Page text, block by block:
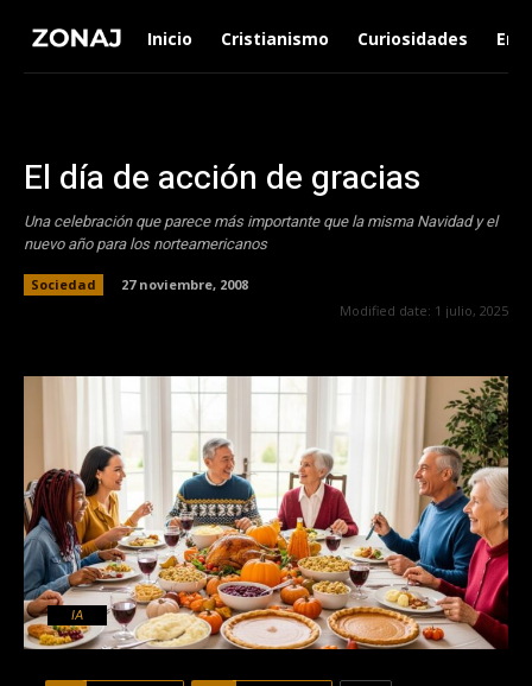
Inicio Cristianismo Curiosidades
El día de acción de gracias
Una celebración que parece más importante que la misma Navidad y el
nuevo año para los norteamericanos
Sociedad
27 noviembre, 2008
Modified date: 1 julio, 2025
IA